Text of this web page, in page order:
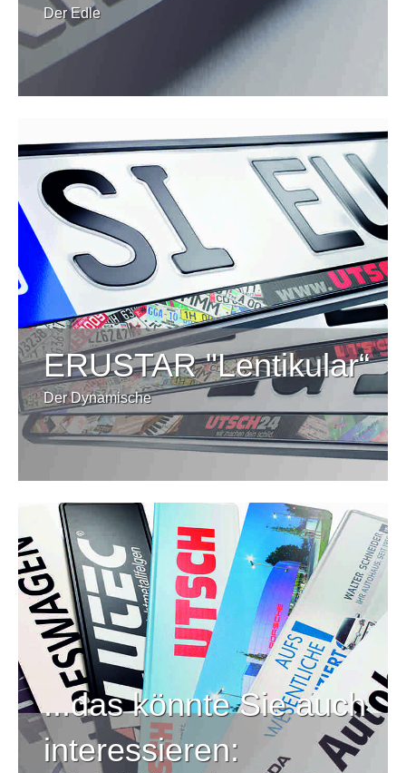
Der Edle
ERUSTAR "Lentikular“
Der Dynamische
...das könnte Sie auch
interessieren: